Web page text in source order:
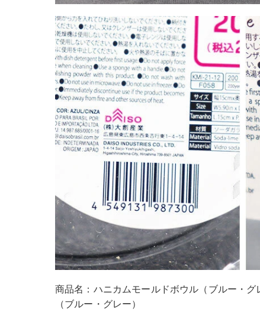
商品名：ハニカムモールドボウル（ブルー・
（ブルー・グレー）